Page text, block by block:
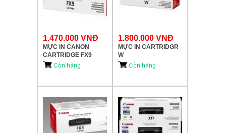
1.470.000 VNĐ
MỰC IN CANON
CARTRIDGE FX9
1.800.000 VNĐ
MỰC IN CARTRIDGR
W